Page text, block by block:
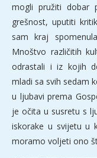
mogli pružiti dobar
grešnost, uputiti
sam kraj
Mnoštvo različitih
odrastali i iz kojih
mladi sa svih sedam
u ljubavi prema
je očita u susretu s
iskorake u svijetu u
moramo voljeti ono